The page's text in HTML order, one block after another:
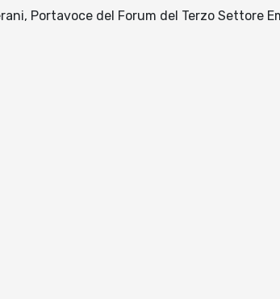
Portavoce del Forum del Terzo Settore